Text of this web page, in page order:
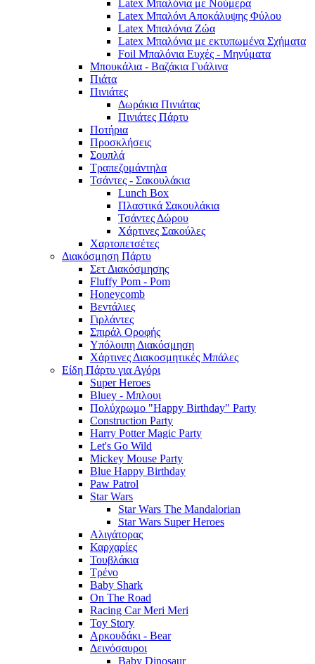
Latex Μπαλόνια με Νούμερα
Latex Μπαλόνι Αποκάλυψης Φύλου
Latex Μπαλόνια Ζώα
Latex Μπαλόνια με εκτυπωμένα Σχήματα
Foil Μπαλόνια Ευχές - Μηνύματα
Μπουκάλια - Βαζάκια Γυάλινα
Πιάτα
Πινιάτες
Δωράκια Πινιάτας
Πινιάτες Πάρτυ
Ποτήρια
Προσκλήσεις
Σουπλά
Τραπεζομάντηλα
Τσάντες - Σακουλάκια
Lunch Box
Πλαστικά Σακουλάκια
Τσάντες Δώρου
Χάρτινες Σακούλες
Χαρτοπετσέτες
Διακόσμηση Πάρτυ
Σετ Διακόσμησης
Fluffy Pom - Pom
Honeycomb
Βεντάλιες
Γιρλάντες
Σπιράλ Οροφής
Υπόλοιπη Διακόσμηση
Χάρτινες Διακοσμητικές Μπάλες
Είδη Πάρτυ για Αγόρι
Super Heroes
Bluey - Μπλουι
Πολύχρωμο "Happy Birthday" Party
Construction Party
Harry Potter Magic Party
Let's Go Wild
Mickey Mouse Party
Blue Happy Birthday
Paw Patrol
Star Wars
Star Wars The Mandalorian
Star Wars Super Heroes
Αλιγάτορας
Καρχαρίες
Τουβλάκια
Τρένο
Baby Shark
On The Road
Racing Car Meri Meri
Toy Story
Αρκουδάκι - Bear
Δεινόσαυροι
Baby Dinosaur